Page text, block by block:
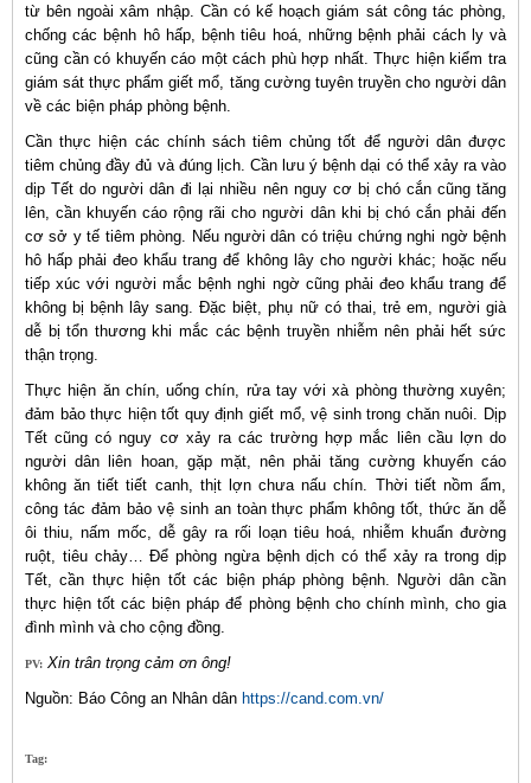
từ bên ngoài xâm nhập. Cần có kế hoạch giám sát công tác phòng,
chống các bệnh hô hấp, bệnh tiêu hoá, những bệnh phải cách ly và
cũng cần có khuyến cáo một cách phù hợp nhất. Thực hiện kiểm tra
giám sát thực phẩm giết mổ, tăng cường tuyên truyền cho người dân
về các biện pháp phòng bệnh.
Cần thực hiện các chính sách tiêm chủng tốt để người dân được
tiêm chủng đầy đủ và đúng lịch. Cần lưu ý bệnh dại có thể xảy ra vào
dịp Tết do người dân đi lại nhiều nên nguy cơ bị chó cắn cũng tăng
lên, cần khuyến cáo rộng rãi cho người dân khi bị chó cắn phải đến
cơ sở y tế tiêm phòng. Nếu người dân có triệu chứng nghi ngờ bệnh
hô hấp phải đeo khẩu trang để không lây cho người khác; hoặc nếu
tiếp xúc với người mắc bệnh nghi ngờ cũng phải đeo khẩu trang để
không bị bệnh lây sang. Đặc biệt, phụ nữ có thai, trẻ em, người già
dễ bị tổn thương khi mắc các bệnh truyền nhiễm nên phải hết sức
thận trọng.
Thực hiện ăn chín, uống chín, rửa tay với xà phòng thường xuyên;
đảm bảo thực hiện tốt quy định giết mổ, vệ sinh trong chăn nuôi. Dịp
Tết cũng có nguy cơ xảy ra các trường hợp mắc liên cầu lợn do
người dân liên hoan, gặp mặt, nên phải tăng cường khuyến cáo
không ăn tiết tiết canh, thịt lợn chưa nấu chín. Thời tiết nồm ẩm,
công tác đảm bảo vệ sinh an toàn thực phẩm không tốt, thức ăn dễ
ôi thiu, nấm mốc, dễ gây ra rối loạn tiêu hoá, nhiễm khuẩn đường
ruột, tiêu chảy… Để phòng ngừa bệnh dịch có thể xảy ra trong dịp
Tết, cần thực hiện tốt các biện pháp phòng bệnh. Người dân cần
thực hiện tốt các biện pháp để phòng bệnh cho chính mình, cho gia
đình mình và cho cộng đồng.
PV: Xin trân trọng cảm ơn ông!
Nguồn: Báo Công an Nhân dân https://cand.com.vn/
Tag: